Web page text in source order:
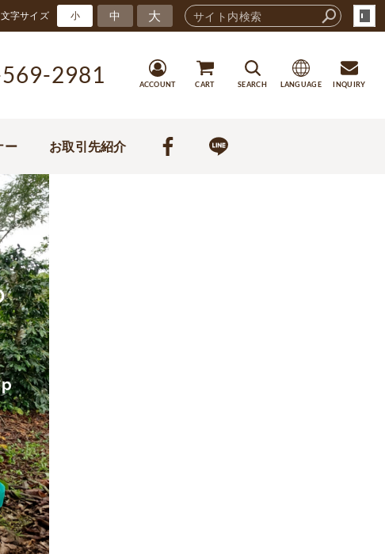
文字サイズ 小 中 大
2981 ACCOUNT CART SEARCH LANGUAGE INQUIRY
ー お取引先紹介